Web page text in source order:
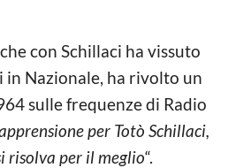
con Schillaci ha vissuto
Nazionale, ha rivolto un
sulle frequenze di Radio
per Totò Schillaci,
risolva per il meglio“.